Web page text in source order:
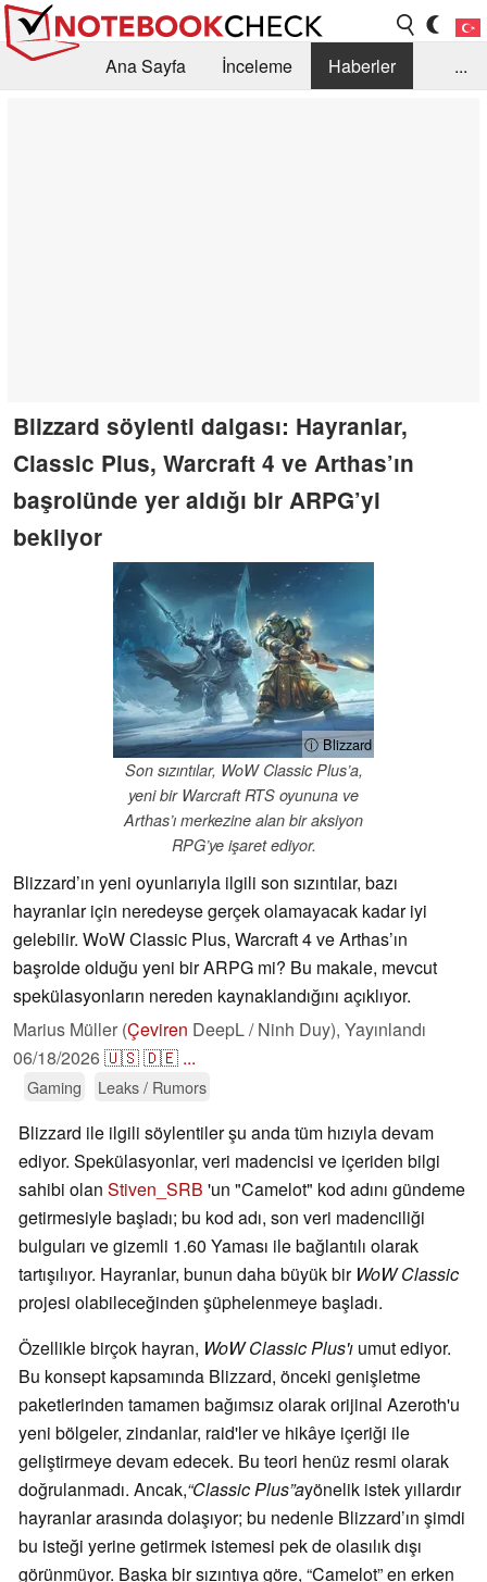
Ana Sayfa İnceleme
Haberler
...
Blizzard söylenti dalgası: Hayranlar,
Classic Plus, Warcraft 4 ve Arthas’ın
başrolünde yer aldığı bir ARPG’yi
bekliyor
ⓘ Blizzard
Son sızıntılar, WoW Classic Plus’a,
yeni bir Warcraft RTS oyununa ve
Arthas’ı merkezine alan bir aksiyon
RPG’ye işaret ediyor.
Blizzard’ın yeni oyunlarıyla ilgili son sızıntılar, bazı
hayranlar için neredeyse gerçek olamayacak kadar iyi
gelebilir. WoW Classic Plus, Warcraft 4 ve Arthas’ın
başrolde olduğu yeni bir ARPG mi? Bu makale, mevcut
spekülasyonların nereden kaynaklandığını açıklıyor.
Marius Müller (Çeviren DeepL / Ninh Duy), Yayınlandı
06/18/2026🇺🇸🇩🇪 ...
Gaming Leaks / Rumors
Blizzard ile ilgili söylentiler şu anda tüm hızıyla devam
ediyor. Spekülasyonlar, veri madencisi ve içeriden bilgi
sahibi olan Stiven_SRB 'un "Camelot" kod adını gündeme
getirmesiyle başladı; bu kod adı, son veri madenciliği
bulguları ve gizemli 1.60 Yaması ile bağlantılı olarak
tartışılıyor. Hayranlar, bunun daha büyük bir WoW Classic
projesi olabileceğinden şüphelenmeye başladı.
Özellikle birçok hayran, WoW Classic Plus'ı umut ediyor.
Bu konsept kapsamında Blizzard, önceki genişletme
paketlerinden tamamen bağımsız olarak orijinal Azeroth'u
yeni bölgeler, zindanlar, raid'ler ve hikâye içeriği ile
geliştirmeye devam edecek. Bu teori henüz resmi olarak
doğrulanmadı. Ancak,“Classic Plus”ayönelik istek yıllardır
hayranlar arasında dolaşıyor; bu nedenle Blizzard’ın şimdi
bu isteği yerine getirmek istemesi pek de olasılık dışı
görünmüyor. Başka bir sızıntıya göre, “Camelot” en erken